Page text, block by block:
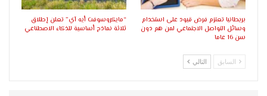
بريطانيا تعتزم فرض قيود على استخدام
وسائل التواصل الاجتماعي لمن هم دون
سن 16 عاما
“مايكروسوفت أيه آي” تعلن إطلاق
ثلاثة نماذج أساسية للذكاء الاصطناعي
السابق التالي